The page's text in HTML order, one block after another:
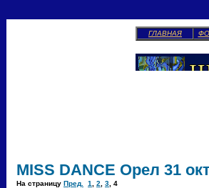
ГЛАВНАЯ
MISS DANCE Орел 31
На страницу Пред. 1 2 3 4